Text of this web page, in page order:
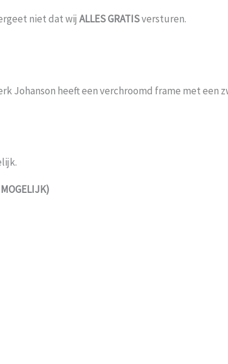
niet dat wij ALLESGRATISversturen.
Johanson heeft een verchroomd frame met een